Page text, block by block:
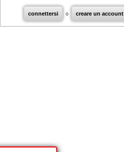
connettersi o creare un account